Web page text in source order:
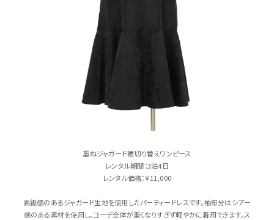
重ねジャガード裾切り替えワンピース
レンタル期間：3泊4日
レンタル価格：￥11,000
高級感のあるジャガード生地を使用したパーティードレスです。袖部分はシアー
感のある素材を使用し、コーデ全体が重くなりすぎず軽やかに着用できます。ス